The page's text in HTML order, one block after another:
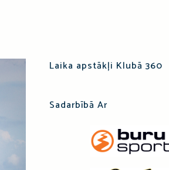
Laika apstākļi Klubā 360
Sadarbībā Ar